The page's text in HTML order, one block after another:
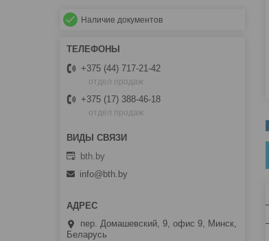
Наличие документов
+375 (44) 717-21-42
отдел продаж
+375 (17) 388-46-18
отдел продаж
bth.by
info@bth.by
пер. Домашевский, 9, офис 9, Минск,
Беларусь